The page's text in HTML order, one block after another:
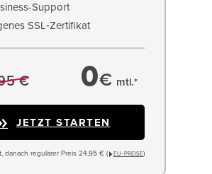
Support
SSL‑Zertifikat
€ 0€ mtl.*
JETZT STARTEN
danach regulärer Preis 24,95 € ( EU−PREISE)